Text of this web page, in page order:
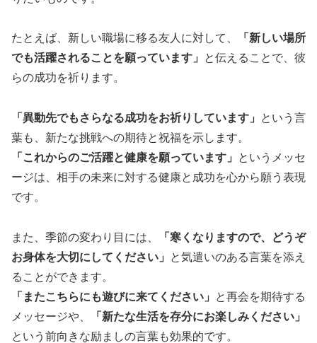
たとえば、新しい職場に移る友人に対して、
「新しい場所
でも活躍されることを願っています」
と伝えることで、彼
らの成功を祈ります。
「異動先でもさらなる成功をお祈りしています」
という言
葉も、新たな挑戦への期待と祝福を示します。
「これからのご活躍と健康を願っています」
というメッセ
ージは、相手の未来に対する健康と成功を心から願う表現
です。
また、季節の変わり目には、
「寒くなりますので、どうぞ
お身体を大切にしてください」
と気遣いのある言葉を添え
ることができます。
「またこちらにも遊びに来てください」
と再会を期待する
メッセージや、
「新たな生活を存分にお楽しみください」
という前向きな励ましの言葉も効果的です。